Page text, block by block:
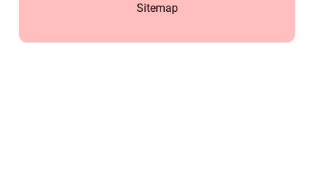
Sitemap